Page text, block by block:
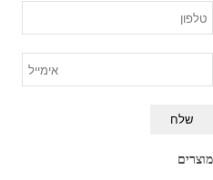
מוצרים